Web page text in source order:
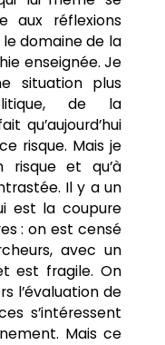
aux réflexions
domaine de la
enseignée. Je
situation plus
de la
qu’aujourd’hui
risque. Mais je
risque et qu’à
Il y a un
est la coupure
: on est censé
avec un
est fragile. On
l’évaluation de
s’intéressent
Mais ce